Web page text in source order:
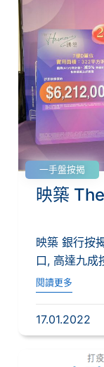
一手盤按揭
映築
映築 銀行按
口, 高達九成
閱讀更多
17.01.2022